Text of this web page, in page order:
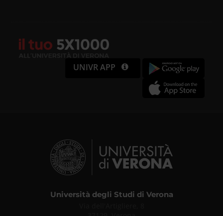
UNIVR APP
Università degli Studi di Verona